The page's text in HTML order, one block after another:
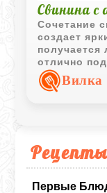
Первые
Свинина с
Сочетание
создает
получается
отлично
мясо сВилка